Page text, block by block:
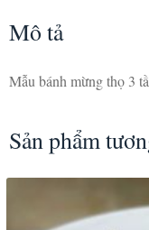
Mô tả
Mẫu bánh mừng thọ 3
Sản phẩm